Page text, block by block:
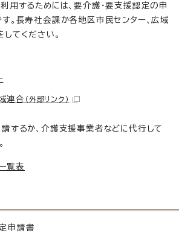
用するためには、要介護・要支援認定の申
。長寿社会課か各地区市民センター、広域
てください。
連合 （外部リンク）
するか、介護支援事業者などに代行して
覧表
申請書